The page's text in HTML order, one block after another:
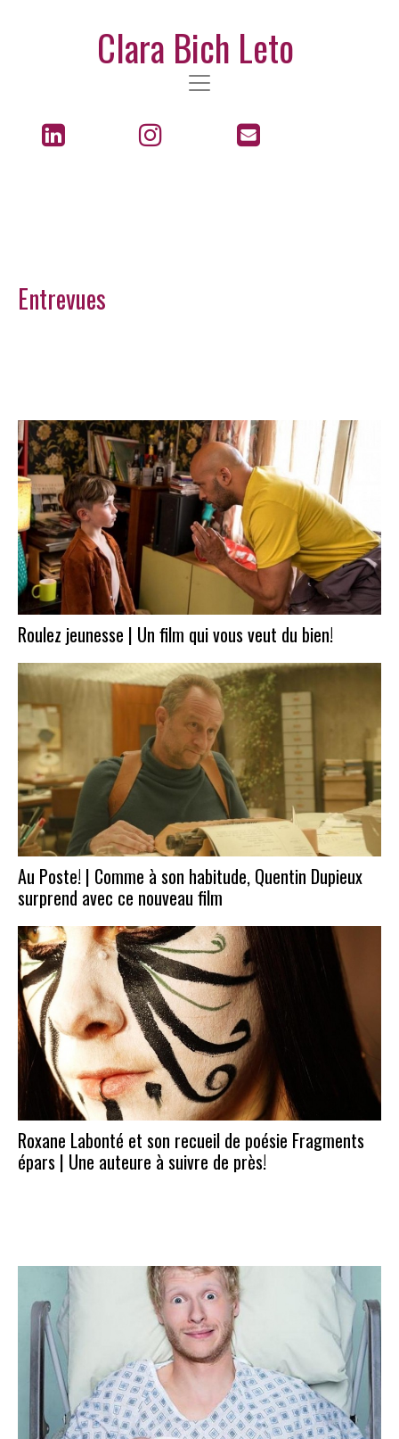
Clara Bich Leto
Entrevues
Roulez jeunesse | Un film qui vous veut du bien!
Au Poste! | Comme à son habitude, Quentin Dupieux
surprend avec ce nouveau film
Roxane Labonté et son recueil de poésie Fragments
épars | Une auteure à suivre de près!